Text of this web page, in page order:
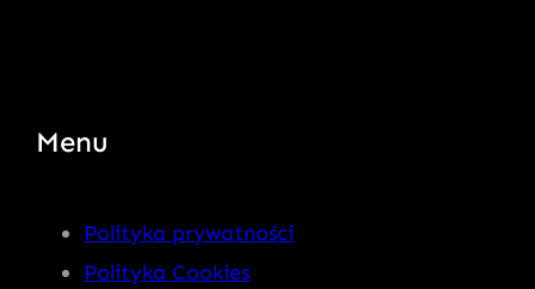
Menu
Polityka prywatności
Polityka Cookies